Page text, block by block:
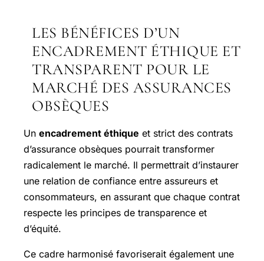
LES BÉNÉFICES D’UN
ENCADREMENT ÉTHIQUE ET
TRANSPARENT POUR LE
MARCHÉ DES ASSURANCES
OBSÈQUES
Un encadrement éthique et strict des contrats
d’assurance obsèques pourrait transformer
radicalement le marché. Il permettrait d’instaurer
une relation de confiance entre assureurs et
consommateurs, en assurant que chaque contrat
respecte les principes de transparence et
d’équité.
Ce cadre harmonisé favoriserait également une